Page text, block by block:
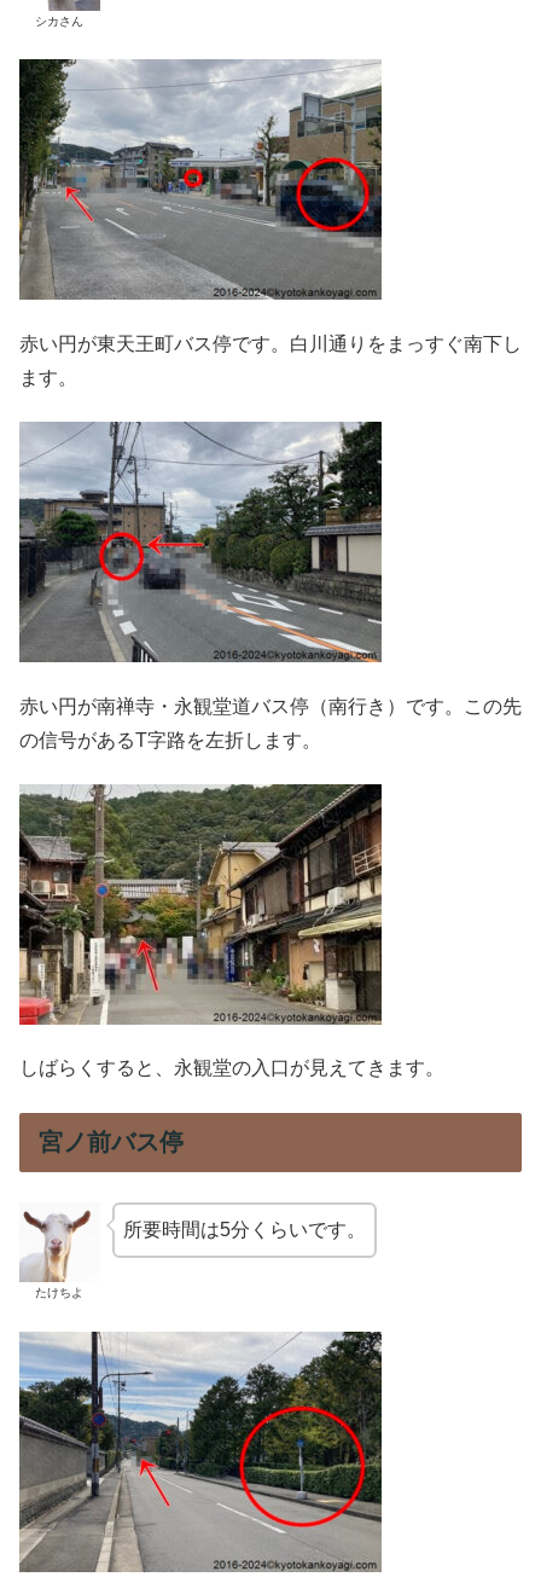
シカさん
赤い円が東天王町バス停です。白川通りをまっすぐ南下し
ます。
赤い円が南禅寺・永観堂道バス停（南行き）です。この先
の信号があるT字路を左折します。
しばらくすると、永観堂の入口が見えてきます。
宮ノ前バス停
たけちよ
所要時間は5分くらいです。